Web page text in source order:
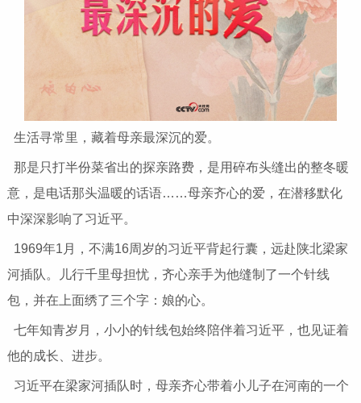
生活寻常里，藏着母亲最深沉的爱。
那是只打半份菜省出的探亲路费，是用碎布头缝出的整冬暖
意，是电话那头温暖的话语……母亲齐心的爱，在潜移默化
中深深影响了习近平。
1969年1月，不满16周岁的习近平背起行囊，远赴陕北梁家
河插队。儿行千里母担忧，齐心亲手为他缝制了一个针线
包，并在上面绣了三个字：娘的心。
七年知青岁月，小小的针线包始终陪伴着习近平，也见证着
他的成长、进步。
习近平在梁家河插队时，母亲齐心带着小儿子在河南的一个